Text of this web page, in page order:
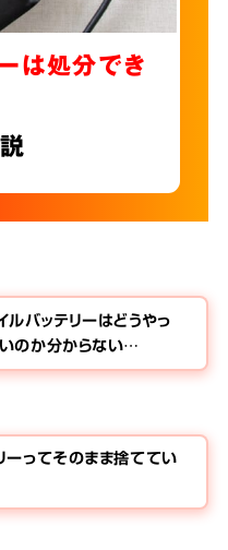
は処分でき
ルバッテリーはどうやっ
のか分からない…
ーってそのまま捨ててい